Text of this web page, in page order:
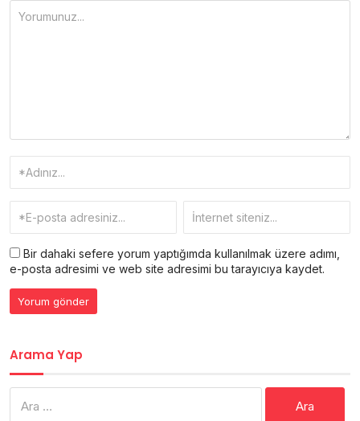
Bir dahaki sefere yorum yaptığımda kullanılmak üzere adımı,
e-posta adresimi ve web site adresimi bu tarayıcıya kaydet.
Arama Yap